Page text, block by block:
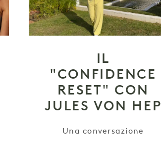
IL
"CONFIDENCE
RESET" CON
JULES VON HEP
Una conversazione